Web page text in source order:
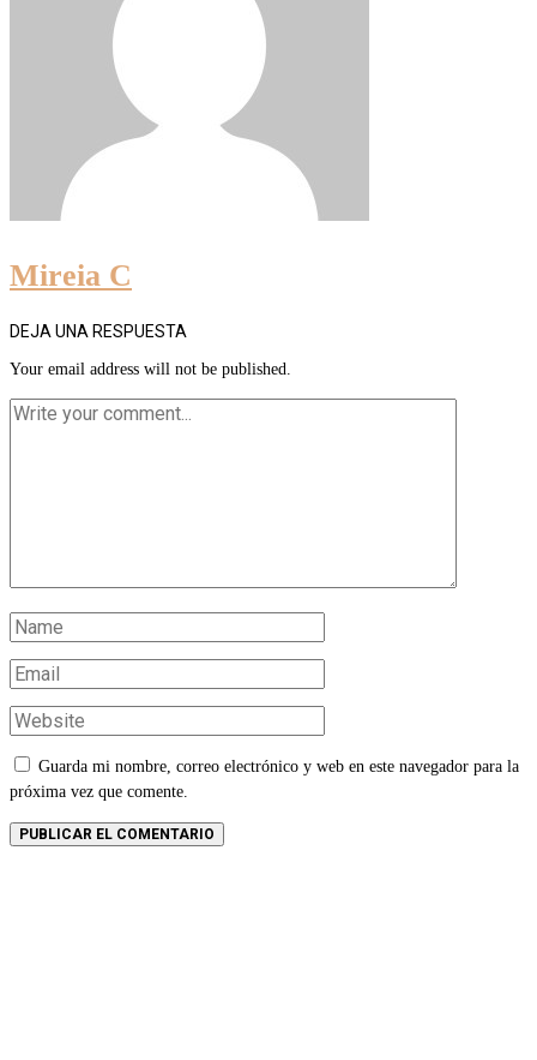
Mireia C
DEJA UNA RESPUESTA
Your email address will not be published.
Guarda mi nombre, correo electrónico y web en este navegador para la
próxima vez que comente.